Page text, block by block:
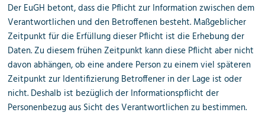
Der EuGH betont, dass die Pflicht zur Information zwischen dem
Verantwortlichen und den Betroffenen besteht. Maßgeblicher
Zeitpunkt für die Erfüllung dieser Pflicht ist die Erhebung der
Daten. Zu diesem frühen Zeitpunkt kann diese Pflicht aber nicht
davon abhängen, ob eine andere Person zu einem viel späteren
Zeitpunkt zur Identifizierung Betroffener in der Lage ist oder
nicht. Deshalb ist bezüglich der Informationspflicht der
Personenbezug aus Sicht des Verantwortlichen zu bestimmen.